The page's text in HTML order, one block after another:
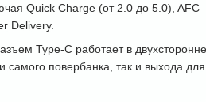
Quick Charge (от 2.0 до 5.0), AFC
Delivery.
Type-C работает в
самого повербанка, так и выхода для